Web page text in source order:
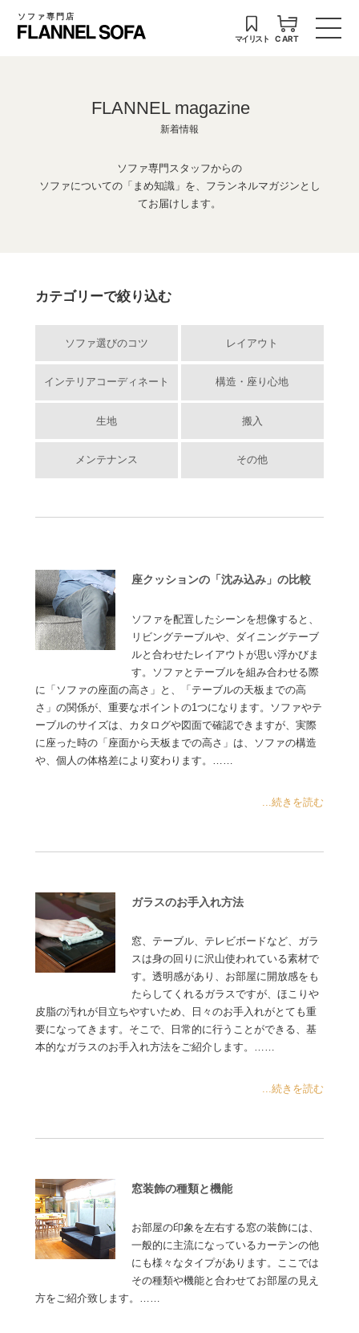
ソファ専門店
マイリスト CART
FLANNEL magazine
新着情報
ソファ専門スタッフからの
ソファについての「まめ知識」を、フランネルマガジンとし
てお届けします。
カテゴリーで絞り込む
ソファ選びのコツ レイアウト
インテリアコーディネート 構造・座り心地
生地 搬入
メンテナンス その他
座クッションの「沈み込み」の比較
ソファを配置したシーンを想像すると、
リビングテーブルや、ダイニングテーブ
ルと合わせたレイアウトが思い浮かびま
す。ソファとテーブルを組み合わせる際
に「ソファの座面の高さ」と、「テーブルの天板までの高
さ」の関係が、重要なポイントの1つになります。ソファやテ
ーブルのサイズは、カタログや図面で確認できますが、実際
に座った時の「座面から天板までの高さ」は、ソファの構造
や、個人の体格差により変わります。……
...続きを読む
ガラスのお手入れ方法
窓、テーブル、テレビボードなど、ガラ
スは身の回りに沢山使われている素材で
す。透明感があり、お部屋に開放感をも
たらしてくれるガラスですが、ほこりや
皮脂の汚れが目立ちやすいため、日々のお手入れがとても重
要になってきます。そこで、日常的に行うことができる、基
本的なガラスのお手入れ方法をご紹介します。……
...続きを読む
窓装飾の種類と機能
お部屋の印象を左右する窓の装飾には、
一般的に主流になっているカーテンの他
にも様々なタイプがあります。ここでは
その種類や機能と合わせてお部屋の見え
方をご紹介致します。……